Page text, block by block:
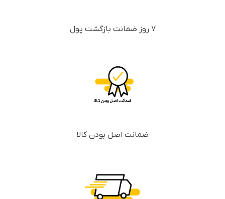
7 روز ضمانت بازگشت پول
ضمانت اصل بودن کالا